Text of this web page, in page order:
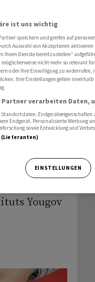
wächst laut Umfrage
Schweiz-
neueste
Yougov
ist uns wichtig
speichern und greifen auf
Auswahl von Akzeptieren
Ihnen Dienste bereitzustellen“
nicht mehr so relevant
oder Ihre Einwilligung zu
Ihre Einstellungen gelten
Partner verarbeiten Daten,
Standortdaten.
Endgerät. Personalisierte Werbung
sowie Entwicklung und
(Lieferanten)
EINSTELLUNGEN